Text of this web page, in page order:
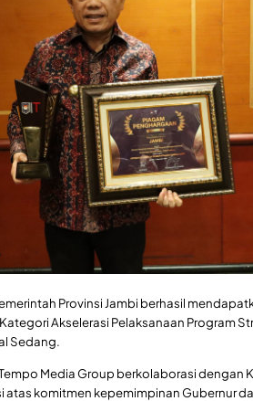
Provinsi Jambi berhasil
Akselerasi Pelaksanaan Program
Sedang.
Media Group berkolaborasi dengan
atas komitmen kepemimpinan Gubernur